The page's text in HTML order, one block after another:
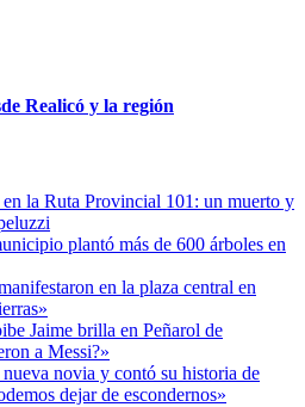
la Ruta Provincial 101: un muerto y
plantó más de 600 árboles en
en la plaza central en
Jaime brilla en Peñarol de
a Messi?»
novia y contó su historia de
dejar de escondernos»